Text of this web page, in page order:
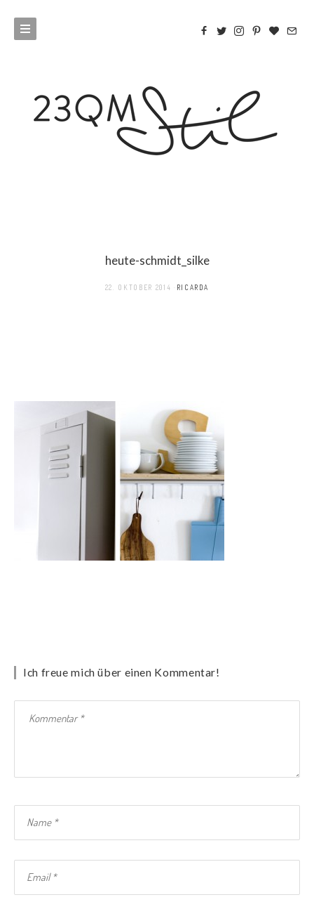
heute-schmidt_silke
22. OKTOBER 2014 RICARDA
Ich freue mich über einen Kommentar!